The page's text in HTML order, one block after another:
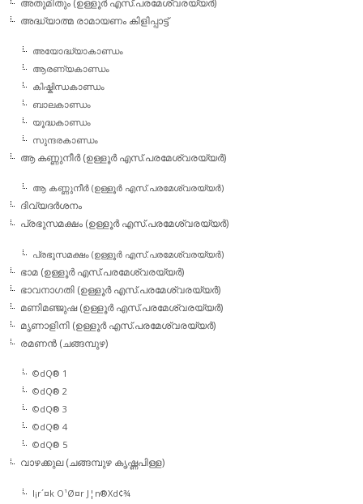
അദ്ധ്യാത്മ രാമായണം കിളിപ്പാട്ട്‌
അയോദ്ധ്യാകാണ്ഡം
ആരണ്യകാണ്ഡം
കിഷ്കിന്ധകാണ്ഡം
ബാലകാണ്ഡം
യൂദ്ധകാണ്ഡം
സുന്ദരകാണ്ഡം
ആ കണ്ണുനീര്‍ (ഉള്ളൂര്‍ എസ്.പരമേശ്വരയ്യര്‍)
ആ കണ്ണുനീര്‍ (ഉള്ളൂര്‍ എസ്.പരമേശ്വരയ്യര്‍)
ദിവ്യദര്‍ശനം
പ്രഭുസമക്ഷം (ഉള്ളൂര്‍ എസ്.പരമേശ്വരയ്യര്‍)
പ്രഭുസമക്ഷം (ഉള്ളൂര്‍ എസ്.പരമേശ്വരയ്യര്‍)
ഭാമ (ഉള്ളൂര്‍ എസ്.പരമേശ്വരയ്യര്‍)
ഭാവനാഗതി (ഉള്ളൂര്‍ എസ്.പരമേശ്വരയ്യര്‍)
മണിമഞ്ജുഷ (ഉള്ളൂര്‍ എസ്.പരമേശ്വരയ്യര്‍)
മൃണാളിനി (ഉള്ളൂര്‍ എസ്.പരമേശ്വരയ്യര്‍)
രമണന്‍ (ചങ്ങമ്പുഴ)
©dQ® 1
©dQ® 2
©dQ® 3
©dQ® 4
©dQ® 5
വാഴക്കുല (ചങ്ങമ്പുഴ കൃഷ്ണപിള്ള)
l¡r´¤k O¹Ø¤r J¦n®Xd¢¾